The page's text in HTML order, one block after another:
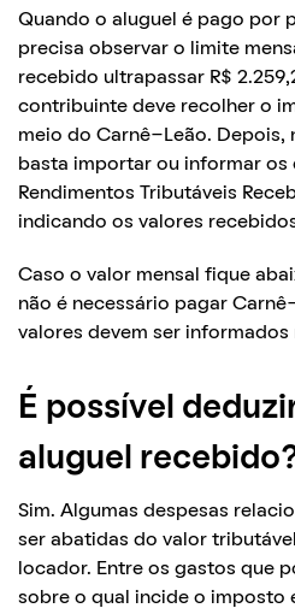
Quando o aluguel é pago por
precisa observar o limite
recebido ultrapassar R$
contribuinte deve recolher o
meio do Carnê-Leão. Depois,
basta importar ou informar os
Rendimentos Tributáveis
indicando os valores
Caso o valor mensal fique
não é necessário pagar
valores devem ser informados
É possível
aluguel
Sim. Algumas despesas
ser abatidas do valor
locador. Entre os gastos que
sobre o qual incide o imposto